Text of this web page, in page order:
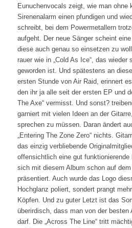
Eunuchenvocals zeigt, wie man ohne
Sirenenalarm einen pfundigen und
schreibt, bei dem Powermetallern
aufgeht. Der neue Sänger scheint
diese auch genau so einsetzen zu
rauer wie in „Cold As Ice“, das wieder
geworden ist. Und spätestens an
ersten Stunde von Air Raid, erinnert
den ihr ja alle seit der ersten EP und
The Axe“ vermisst. Und sonst?
garniert mit vielen Ideen an der
sprechen zu müssen. Daran ändert
„Entering The Zone Zero“ nichts.
das einzig verbliebende
offensichtlich eine gut
sich mit diesem Album schon auf
präsentiert. Auch wurde das Logo
Hochglanz poliert, sondert prangt
Köpfen. Und zu guter Letzt ist das
überirdisch, dass man von der besten
darf. Die „Across The Line“ tritt